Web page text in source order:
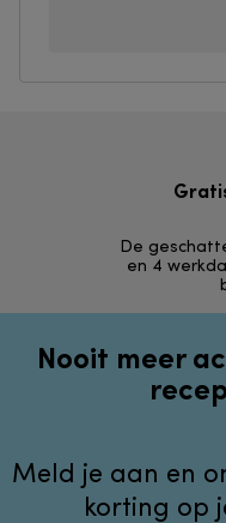
De
en 4
Nooit meer
Meld je aan en
korting op